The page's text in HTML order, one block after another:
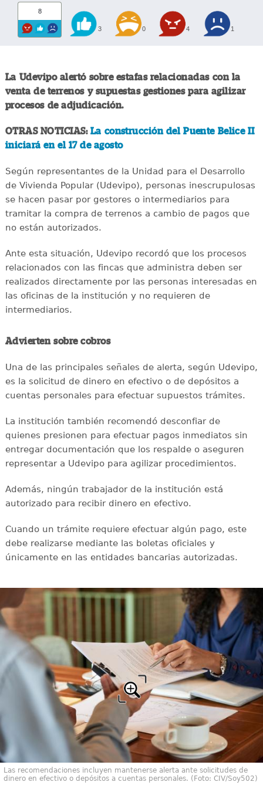
8
3 0 4 1
La Udevipo alertó sobre estafas relacionadas con la
venta de terrenos y supuestas gestiones para agilizar
procesos de adjudicación.
OTRAS NOTICIAS: La construcción del Puente Belice II
iniciará en el 17 de agosto
Según representantes de la Unidad para el Desarrollo
de Vivienda Popular (Udevipo), personas inescrupulosas
se hacen pasar por gestores o intermediarios para
tramitar la compra de terrenos a cambio de pagos que
no están autorizados.
Ante esta situación, Udevipo recordó que los procesos
relacionados con las fincas que administra deben ser
realizados directamente por las personas interesadas en
las oficinas de la institución y no requieren de
intermediarios.
Advierten sobre cobros
Una de las principales señales de alerta, según Udevipo,
es la solicitud de dinero en efectivo o de depósitos a
cuentas personales para efectuar supuestos trámites.
La institución también recomendó desconfiar de
quienes presionen para efectuar pagos inmediatos sin
entregar documentación que los respalde o aseguren
representar a Udevipo para agilizar procedimientos.
Además, ningún trabajador de la institución está
autorizado para recibir dinero en efectivo.
Cuando un trámite requiere efectuar algún pago, este
debe realizarse mediante las boletas oficiales y
únicamente en las entidades bancarias autorizadas.
Las recomendaciones incluyen mantenerse alerta ante solicitudes de
dinero en efectivo o depósitos a cuentas personales. (Foto: CIV/Soy502)